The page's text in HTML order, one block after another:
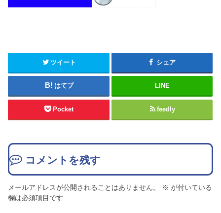
ツイート シェア
はてブ LINE
Pocket feedly
コメントを残す
メールアドレスが公開されることはありません。 ※ が付いている
欄は必須項目です